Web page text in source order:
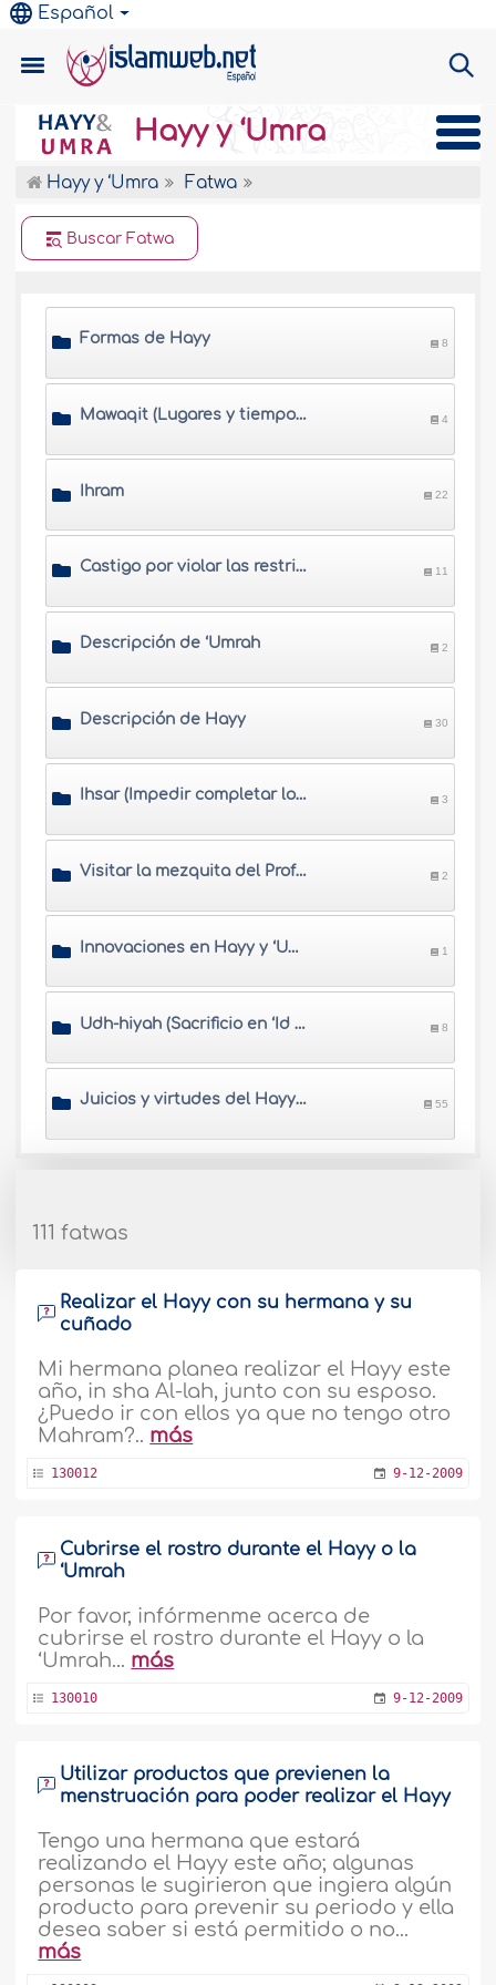
Español
Hayy y ‘Umra
Hayy y ‘Umra Fatwa
Buscar Fatwa
Formas de Hayy 8
Mawaqit (Lugares y tiempos de Hayy) 4
Ihram 22
Castigo por violar las restricciones de Ihram 11
Descripción de ‘Umrah 2
Descripción de Hayy 30
Ihsar (Impedir completar los ritos de Hayy) y perder Hayy 3
Visitar la mezquita del Profeta 2
Innovaciones en Hayy y ‘Umrah 1
Udh-hiyah (Sacrificio en ‘Id Al Adh-ha) 8
Juicios y virtudes del Hayy y la 'Umrah 55
111 fatwas
Realizar el Hayy con su hermana y su
cuñado
Mi hermana planea realizar el Hayy este
año, in sha Al-lah, junto con su esposo.
¿Puedo ir con ellos ya que no tengo otro
Mahram?.. más
130012 9-12-2009
Cubrirse el rostro durante el Hayy o la
‘Umrah
Por favor, infórmenme acerca de
cubrirse el rostro durante el Hayy o la
‘Umrah... más
130010 9-12-2009
Utilizar productos que previenen la
menstruación para poder realizar el Hayy
Tengo una hermana que estará
realizando el Hayy este año; algunas
personas le sugirieron que ingiera algún
producto para prevenir su periodo y ella
desea saber si está permitido o no...
más